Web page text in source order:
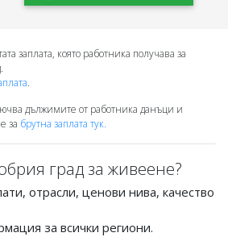
заплата, която работника получава за
.
дължимите от работника данъци и
за брутна заплата тук.
град за живеене?
отрасли, ценови нива, качество
за всички региони.